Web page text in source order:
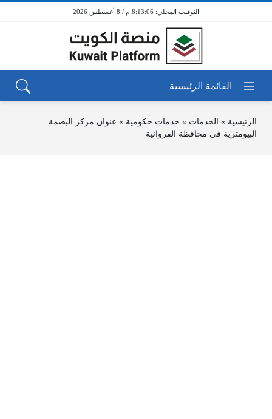
8:13:07 م / 8 أغسطس 2026
الرئيسية » الخدمات » خدمات حكومية » عنوان مركز البصمة
البيومترية في محافظة الفروانية